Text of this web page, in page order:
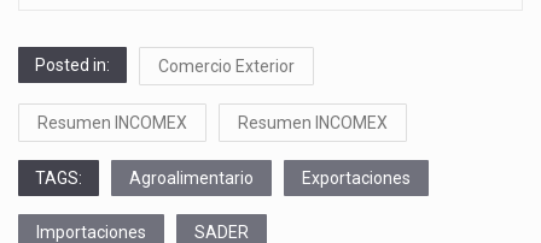
Posted in: Comercio Exterior
Resumen INCOMEX Resumen INCOMEX
TAGS: Agroalimentario Exportaciones
Importaciones SADER